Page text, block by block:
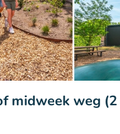
midweek weg